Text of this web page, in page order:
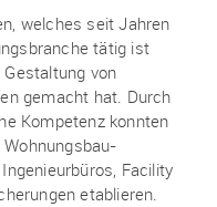
welches seit Jahren
tätig ist
von
gemacht hat. Durch
Kompetenz konnten
Wohnungsbau­
Facility
etablieren.